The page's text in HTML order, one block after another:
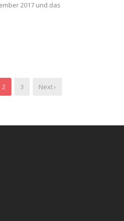
2017 und das
2 3 Next ›